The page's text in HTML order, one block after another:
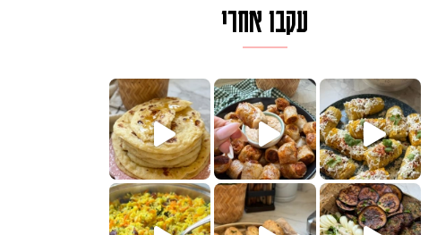
עקבו אחרי
מ
שמכינים בכמה דקות עב
שילוב של מופלטה וספינז׳, רעיון מעול
מה לחדש לכם ונראה
לתשעת הימים ולכבוד שבת קודשלמתכון